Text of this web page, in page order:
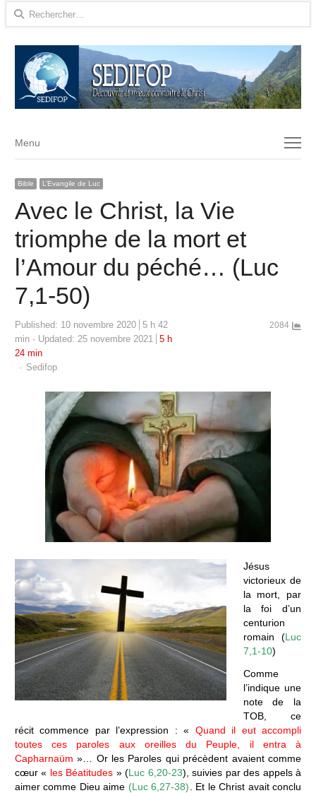
Rechercher :
Menu
Menu
Bible L’Evangile de Luc
Avec le Christ, la Vie
triomphe de la mort et
l’Amour du péché… (Luc
7,1-50)
Published: 10 novembre 2020
5 h 42
min
Updated: 25 novembre 2021
5 h
24 min
Author
Sedifop
2084
Jésus
victorieux de
la mort, par
la foi d’un
centurion
romain (Luc
7,1-10)
Comme
l’indique une
note de la
TOB, ce
récit commence par l’expression : « Quand il eut accompli
toutes ces paroles aux oreilles du Peuple, il entra à
Capharnaüm »… Or les Paroles qui précèdent avaient comme
cœur « les Béatitudes » (Luc 6,20-23), suivies par des appels à
aimer comme Dieu aime (Luc 6,27-38) . Et le Christ avait conclu